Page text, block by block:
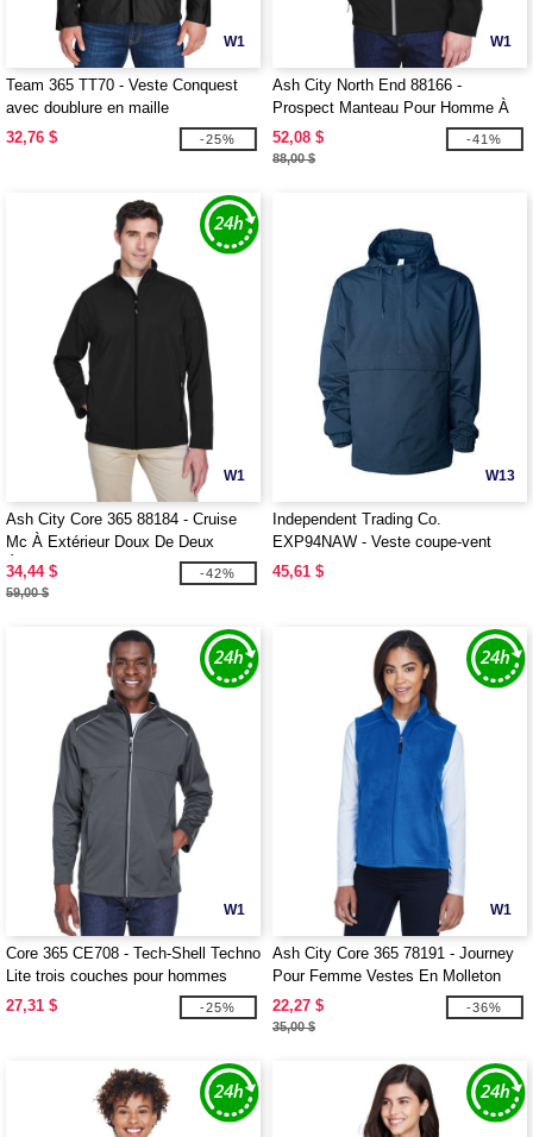
W1
Team 365 TT70 - Veste Conquest
avec doublure en maille
32,76 $
-25%
W1
Ash City North End 88166 -
Prospect Manteau Pour Homme À
Extérieur Doux Avec Capuchon
52,08 $
88,00 $
-41%
W1
Ash City Core 365 88184 - Cruise
Mc À Extérieur Doux De Deux
Épaisseurs
34,44 $
59,00 $
-42%
W13
Independent Trading Co.
EXP94NAW - Veste coupe-vent
Anorak pour adultes
45,61 $
W1
Core 365 CE708 - Tech-Shell Techno
Lite trois couches pour hommes
27,31 $
-25%
W1
Ash City Core 365 78191 - Journey
Pour Femme Vestes En Molleton
MC
22,27 $
35,00 $
-36%